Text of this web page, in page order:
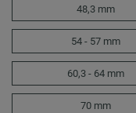
48,3 mm
54 - 57 mm
60,3 - 64 mm
70 mm